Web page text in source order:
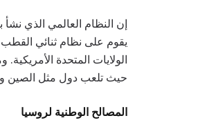
إن النظام العالمي الذي نشأ
يقوم على نظام ثنائي القطب.
الولايات المتحدة
حيث تلعب دول مثل الصين
المصالح الوطنية لروسيا